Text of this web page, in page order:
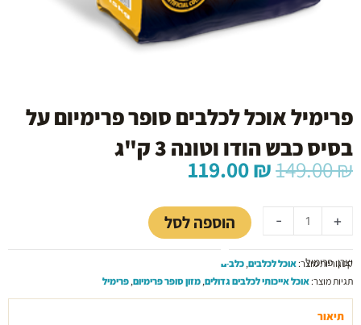
פרימיל אוכל לכלבים סופר פרימיום על
בסיס כבש הודו וטונה 3 ק"ג
149.00₪ המחיר
המקורי
היה:
149.00 ₪.
119.00₪ המחיר
הוא:
119.00 ₪. -
של
פרימיל
לכלבים
סופר
פרימיום
+ הוספה לסל
יצרן: פרימיל
קטגוריות מוצר:אוכל לכלבים,כלבים
תגיות מוצר:אוכל אייכותי לכלבים גדולים,מזון סופר פרימיום,פרימיל
תיאור